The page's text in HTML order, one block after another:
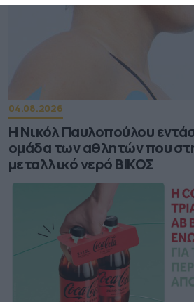
04.08.2026
Η Νικόλ Παυλοπούλου
ομάδα των αθλητών που
μεταλλικό νερό ΒΙΚΟΣ